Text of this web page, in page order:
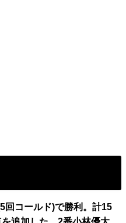
回コールド)で勝利。計15